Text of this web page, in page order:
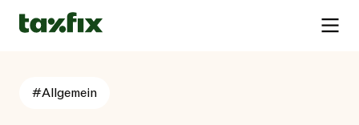
#Allgemein